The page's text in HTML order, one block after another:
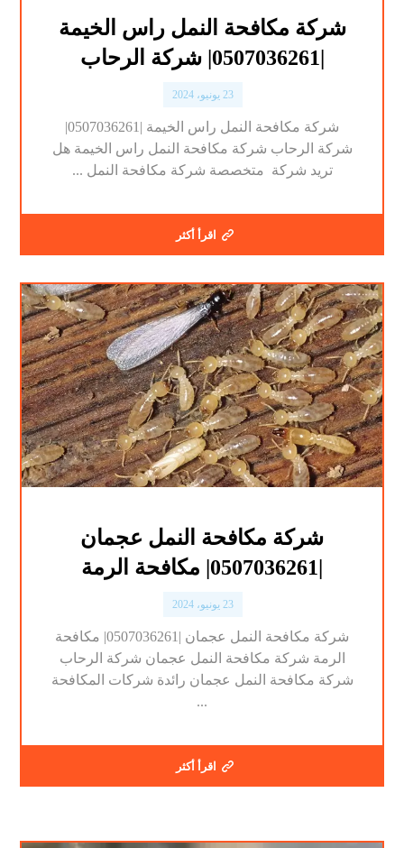
شركة مكافحة النمل راس الخيمة
23 يونيو، 2024
شركة مكافحة النمل راس الخيمة |0507036261|
شركة الرحاب شركة مكافحة النمل راس الخيمة هل
تريد شركة متخصصة شركة مكافحة النمل ...
اقرأ أكثر
شركة مكافحة النمل عجمان
23 يونيو، 2024
شركة مكافحة النمل عجمان |0507036261| مكافحة
الرمة شركة مكافحة النمل عجمان شركة الرحاب
شركة مكافحة النمل عجمان رائدة شركات المكافحة
...
اقرأ أكثر